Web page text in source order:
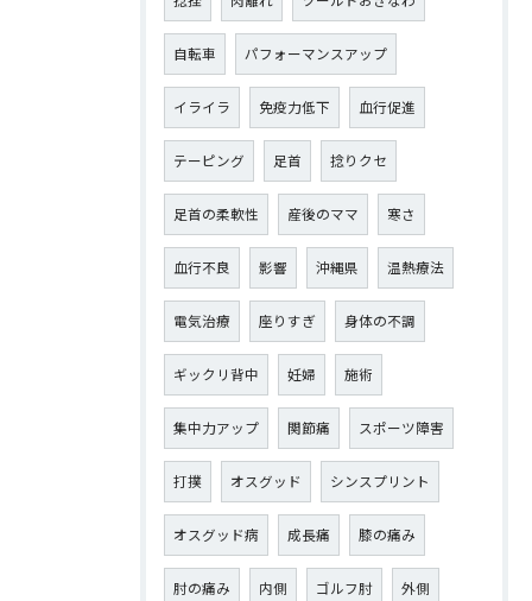
自転車 パフォーマンスアップ
イライラ 免疫力低下 血行促進
テーピング 足首 捻りクセ
足首の柔軟性 産後のママ 寒さ
血行不良 影響 沖縄県 温熱療法
電気治療 座りすぎ 身体の不調
ギックリ背中 妊婦 施術
集中力アップ 関節痛 スポーツ障害
打撲 オスグッド シンスプリント
オスグッド病 成長痛 膝の痛み
肘の痛み 内側 ゴルフ肘 外側